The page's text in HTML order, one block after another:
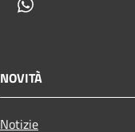
NOVITÀ
Notizie